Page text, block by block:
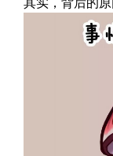
其实，背后的